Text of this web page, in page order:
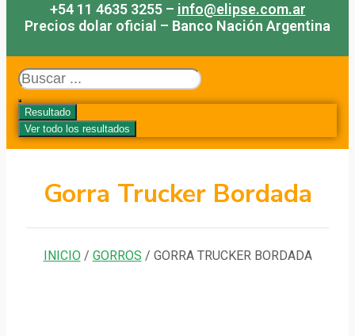
+54 11 4635 3255 – info@elipse.com.ar
Precios dolar oficial – Banco Nación Argentina
Search
...
Resultado
Ver todo los resultados
Gorra Trucker Bordada
INICIO/ GORROS / GORRA TRUCKER BORDADA